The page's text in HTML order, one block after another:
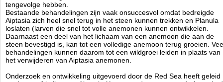
genoeg voor 600 Aiptasia anemonen.
Red Sea
Manufactured by:Red Sea
Model: RED-22231
Product ID:7290100771969
3.1112 14.96 14.96 Available from:
New
tengevolge hebben.
Bestaande behandelingen zijn vaak onsuccesvol omdat bedreigde
Aiptasia zich heel snel terug in het steen kunnen trekken en Planula
loslaten (larven die snel tot volle anemonen kunnen ontwikkelen.
Daarnaast een deel van het lichaam van een anemoon die aan de
steen bevestigd is, kan tot een volledige anemoon terug groeien.
behandelingen kunnen daarom tot een wildgroei leiden in plaats van
het verwijderen van Aiptasia anemonen.
Onderzoek en ontwikkeling uitgevoerd door de Red Sea heeft geleid